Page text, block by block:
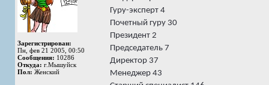
Зарегистрирован:
Пн, фев 21 2005, 00:50
Сообщения: 10286
Откуда: г.Мышуйск
Пол: Женский
Гуру-эксперт 4
Почетный гуру 30
Президент 2
Председатель 7
Директор 37
Менеджер 43